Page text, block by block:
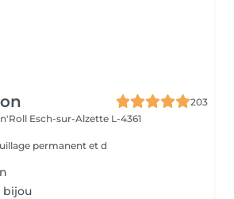
203
Esch-sur-Alzette L-4361
permanent et d
bijou